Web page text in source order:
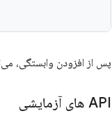
پس از افزودن وابستگی،
API های آزمایشی